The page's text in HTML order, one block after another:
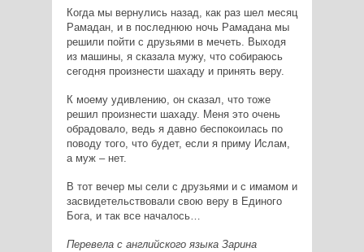
Когда мы вернулись назад, как раз шел месяц
Рамадан, и в последнюю ночь Рамадана мы
решили пойти с друзьями в мечеть. Выходя
из машины, я сказала мужу, что собираюсь
сегодня произнести шахаду и принять веру.
К моему удивлению, он сказал, что тоже
решил произнести шахаду. Меня это очень
обрадовало, ведь я давно беспокоилась по
поводу того, что будет, если я приму Ислам,
а муж – нет.
В тот вечер мы сели с друзьями и с имамом и
засвидетельствовали свою веру в Единого
Бога, и так все началось…
Перевела с английского языка Зарина